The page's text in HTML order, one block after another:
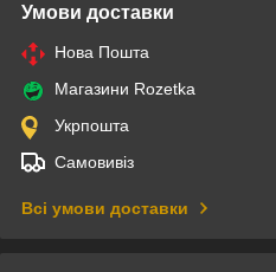
Умови доставки
Нова Пошта
Магазини Rozetka
Укрпошта
Самовивіз
Всі умови доставки